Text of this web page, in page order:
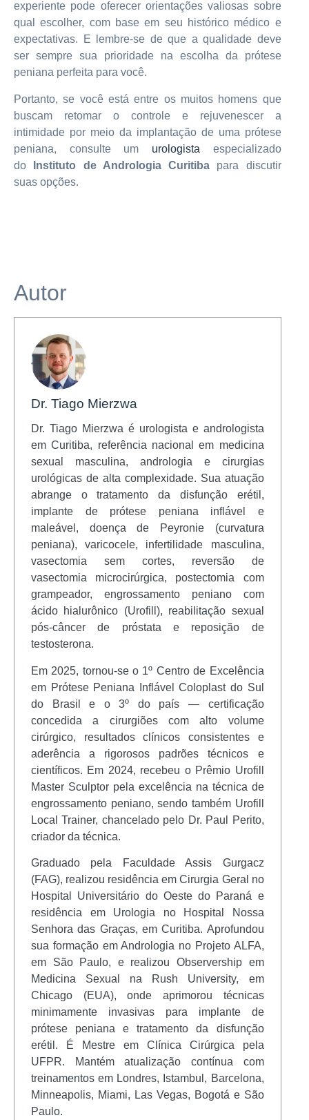
experiente pode oferecer orientações valiosas sobre
qual escolher, com base em seu histórico médico e
expectativas. E lembre-se de que a qualidade deve
ser sempre sua prioridade na escolha da prótese
peniana perfeita para você.
Portanto, se você está entre os muitos homens que
buscam retomar o controle e rejuvenescer a
intimidade por meio da implantação de uma prótese
peniana, consulte um urologista especializado
do
Instituto de Andrologia Curitiba para discutir
suas opções.
Autor
Dr. Tiago Mierzwa
Dr. Tiago Mierzwa é urologista e andrologista
em Curitiba, referência nacional em medicina
sexual masculina, andrologia e cirurgias
urológicas de alta complexidade. Sua atuação
abrange o tratamento da disfunção erétil,
implante de prótese peniana inflável e
maleável, doença de Peyronie (curvatura
peniana), varicocele, infertilidade masculina,
vasectomia sem cortes, reversão de
vasectomia microcirúrgica, postectomia com
grampeador, engrossamento peniano com
ácido hialurônico (Urofill), reabilitação sexual
pós-câncer de próstata e reposição de
testosterona.
Em 2025, tornou-se o 1º Centro de Excelência
em Prótese Peniana Inflável Coloplast do Sul
do Brasil e o 3º do país — certificação
concedida a cirurgiões com alto volume
cirúrgico, resultados clínicos consistentes e
aderência a rigorosos padrões técnicos e
científicos. Em 2024, recebeu o Prêmio Urofill
Master Sculptor pela excelência na técnica de
engrossamento peniano, sendo também Urofill
Local Trainer, chancelado pelo Dr. Paul Perito,
criador da técnica.
Graduado pela Faculdade Assis Gurgacz
(FAG), realizou residência em Cirurgia Geral no
Hospital Universitário do Oeste do Paraná e
residência em Urologia no Hospital Nossa
Senhora das Graças, em Curitiba. Aprofundou
sua formação em Andrologia no Projeto ALFA,
em São Paulo, e realizou Observership em
Medicina Sexual na Rush University, em
Chicago (EUA), onde aprimorou técnicas
minimamente invasivas para implante de
prótese peniana e tratamento da disfunção
erétil. É Mestre em Clínica Cirúrgica pela
UFPR. Mantém atualização contínua com
treinamentos em Londres, Istambul, Barcelona,
Minneapolis, Miami, Las Vegas, Bogotá e São
Paulo.